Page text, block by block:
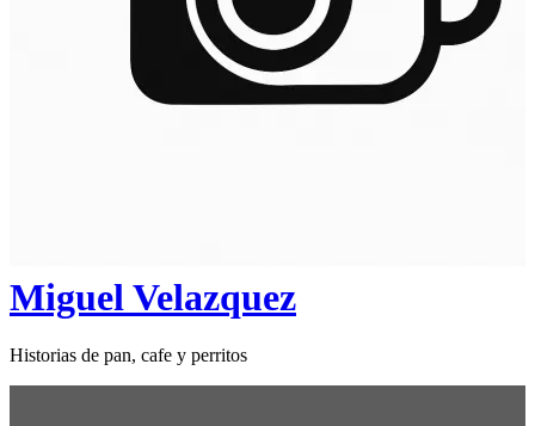
Miguel Velazquez
Historias de pan, cafe y perritos